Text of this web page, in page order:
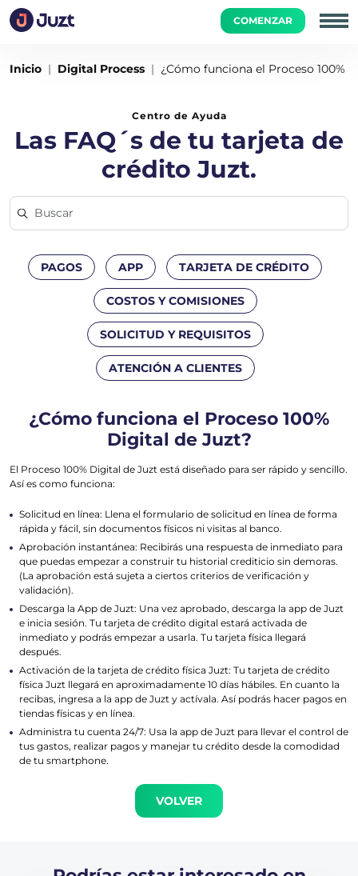
COMENZAR
Inicio Digital Process ¿Cómo funciona el Proceso 100%
Centro de Ayuda
Las FAQ´s de tu tarjeta de
crédito Juzt.
PAGOS APP TARJETA DE CRÉDITO
COSTOS Y COMISIONES
SOLICITUD Y REQUISITOS
ATENCIÓN A CLIENTES
¿Cómo funciona el Proceso 100%
Digital de Juzt?
El Proceso 100% Digital de Juzt está diseñado para ser rápido y sencillo.
Así es como funciona:
Solicitud en línea: Llena el formulario de solicitud en línea de forma
rápida y fácil, sin documentos físicos ni visitas al banco.
Aprobación instantánea: Recibirás una respuesta de inmediato para
que puedas empezar a construir tu historial crediticio sin demoras.
(La aprobación está sujeta a ciertos criterios de verificación y
validación).
Descarga la App de Juzt: Una vez aprobado, descarga la app de Juzt
e inicia sesión. Tu tarjeta de crédito digital estará activada de
inmediato y podrás empezar a usarla. Tu tarjeta física llegará
después.
Activación de la tarjeta de crédito física Juzt: Tu tarjeta de crédito
física Juzt llegará en aproximadamente 10 días hábiles. En cuanto la
recibas, ingresa a la app de Juzt y actívala. Así podrás hacer pagos en
tiendas físicas y en línea.
Administra tu cuenta 24/7: Usa la app de Juzt para llevar el control de
tus gastos, realizar pagos y manejar tu crédito desde la comodidad
de tu smartphone.
VOLVER